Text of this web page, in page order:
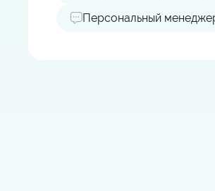
Персональный